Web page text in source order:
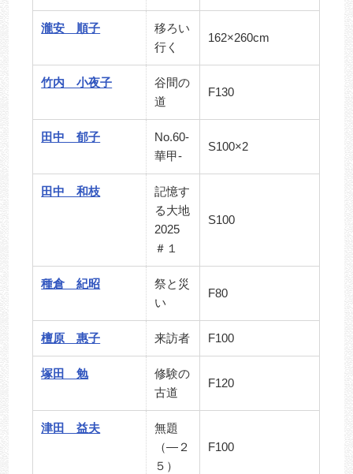
瀧安 順子
移ろい
行く
162×260cm
竹内 小夜子
谷間の
道
F130
田中 郁子
No.60‐
華甲‐
S100×2
田中 和枝
記憶す
る大地
2025
＃１
S100
種倉 紀昭
祭と災
い
F80
檀原 惠子 来訪者 F100
塚田 勉
修験の
古道
F120
津田 益夫
無題
（―２
５）
F100